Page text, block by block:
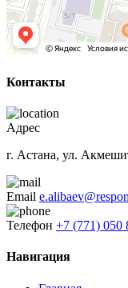
Контакты
Адрес
г. Астана, ул.
Email
Телефон +7 (771) 050
Навигация